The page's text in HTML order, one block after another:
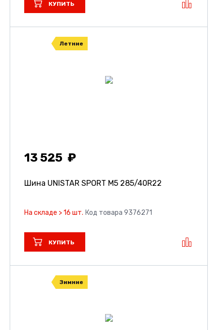
КУПИТЬ
Летние
13 525
Шина UNISTAR SPORT M5 285/40R22
На складе > 16 шт. Код товара 9376271
КУПИТЬ
Зимние